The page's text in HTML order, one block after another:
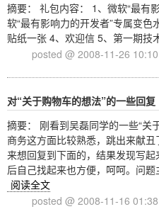
摘要： 礼包内容： 1、微软“最有
软“最有影响力的开发者”专属变色
贴纸一张 4、欢迎信 5、第一期技
posted @ 2008-11-26
对“关于购物车的想法”的一些回复
摘要： 刚看到吴磊同学的一些“关
商务这方面比较熟悉，跳出来献
来想回复到下面的，结果发现写
后自己找起来也方便，呵呵。问
阅读全文
posted @ 2008-11-16